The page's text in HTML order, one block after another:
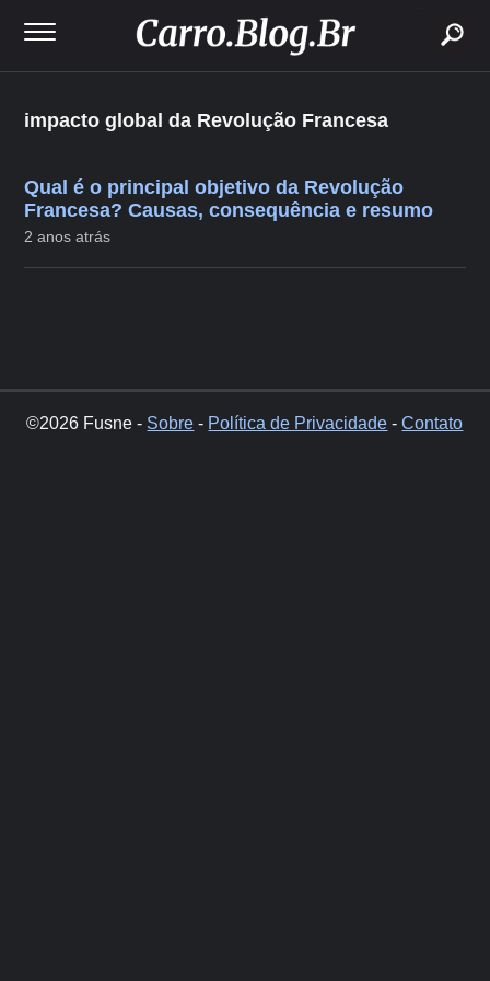
impacto global da Revolução Francesa
Qual é o principal objetivo da Revolução
Francesa? Causas, consequência e resumo
2 anos atrás
©2026 Fusne - Sobre - Política de Privacidade -Contato